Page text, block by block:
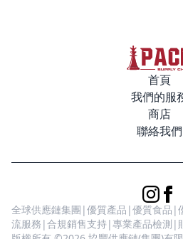
首頁
我們的服
商店
聯絡我們
全球供應鏈集團|優質產品|優質食品|
流服務|合規銷售支持|專業產品檢測|